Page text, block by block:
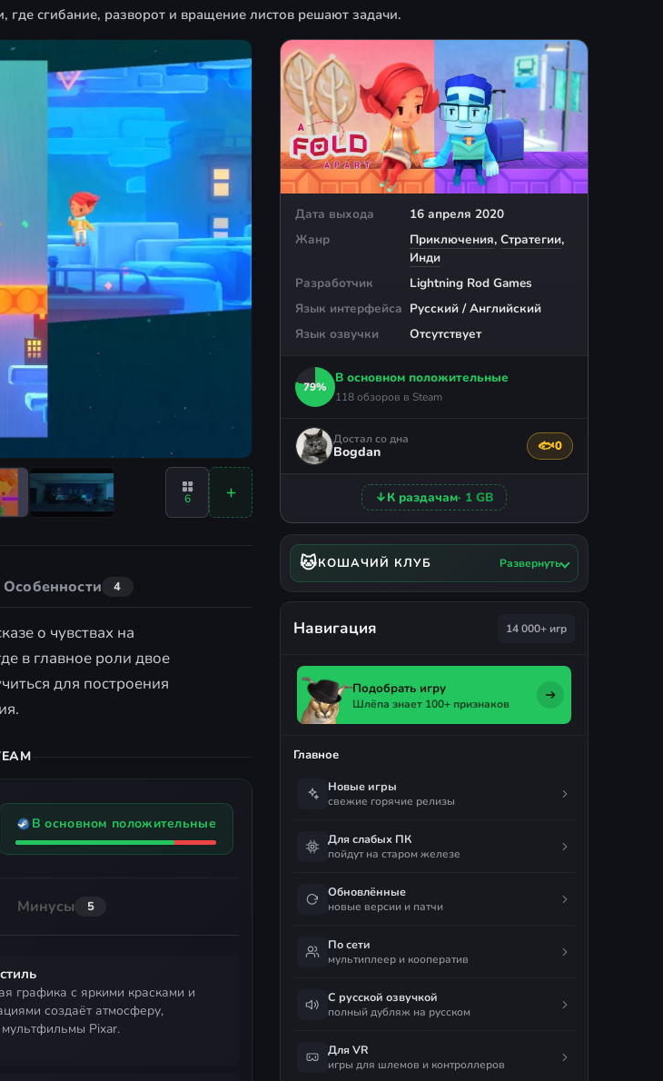
где сгибание, разворот и вращение листов решают задачи.
Дата выхода
16 апреля 2020
Жанр
Приключения, Стратегии,
Инди
Разработчик
Lightning Rod Games
Язык интерфейса Русский / Английский
Язык озвучки
Отсутствует
79%
В основном положительные
118 обзоров в Steam
Достал со дна
Bogdan 🐟0
Поблагодарить
↓К раздачам· 1 GB
6
Особенности 4
о чувствах на
в главное роли двое
для построения
В основном положительные
Минусы 5
создаёт атмосферу,
Pixar.
🐱КОШАЧИЙ КЛУБ Развернуть
Навигация 14 000+ игр
Подобрать игру
Шлёпа знает 100+ признаков
Главное
Новые игры
свежие горячие релизы
Для слабых ПК
пойдут на старом железе
Обновлённые
новые версии и патчи
По сети
мультиплеер и кооператив
С русской озвучкой
полный дубляж на русском
Для VR
игры для шлемов и контроллеров